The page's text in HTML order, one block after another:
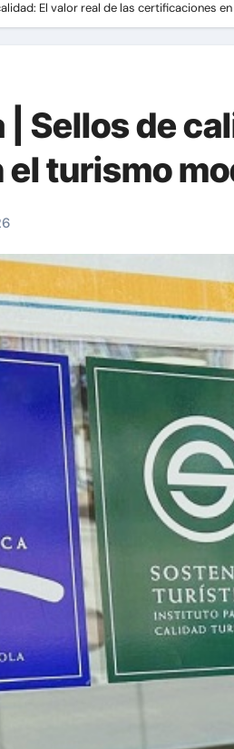
El valor real de las certificaciones
Sellos de
turismo